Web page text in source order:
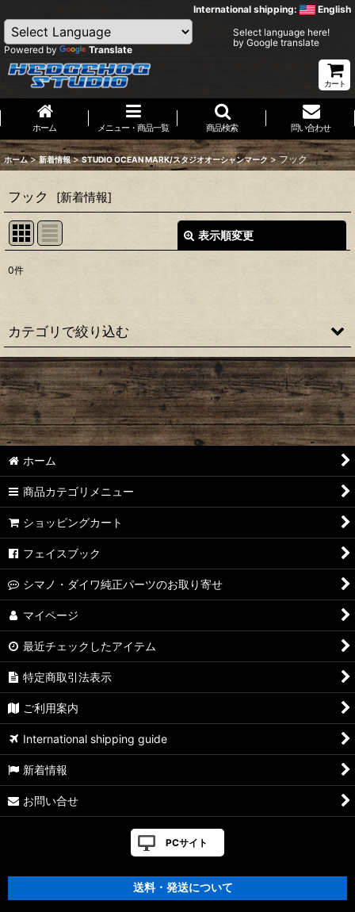
International shipping: English
Powered by Translate
Select language here!
by Google translate
カート
ホーム メニュー・商品一覧 商品検索 問い合わせ
ホーム > 新着情報 > STUDIO OCEAN MARK/スタジオオーシャンマーク > フック
フック [新着情報]
表示順変更
並び順
絞り込む
0件
カテゴリで絞り込む
オイル・グリース
オリジナルリール
スピニングリール スプール
スピニングリール ハンドル
ハンドルノブ
ハンドルアーム
オーシャングリップ
オーシャンプライヤー
フックリムーバー
ノッター
オーシャンスナップ
トラックスプリットリング
フック
スピニングリール ハンドル（販売終了品）
ホーム
商品カテゴリメニュー
ショッピングカート
フェイスブック
シマノ・ダイワ純正パーツのお取り寄せ
マイページ
最近チェックしたアイテム
特定商取引法表示
ご利用案内
International shipping guide
新着情報
お問い合せ
PCサイト
送料・発送について